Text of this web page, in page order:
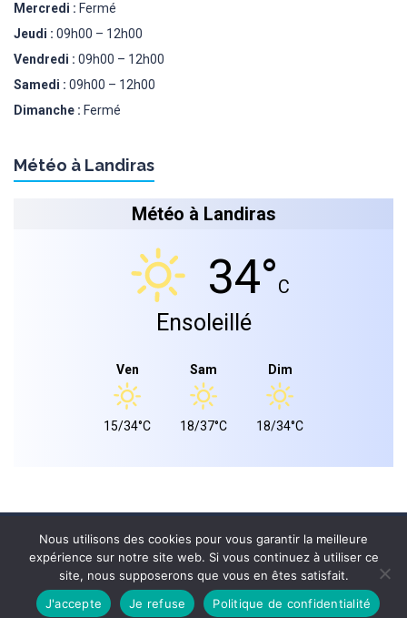
Mercredi : Fermé
Jeudi : 09h00 – 12h00
Vendredi : 09h00 – 12h00
Samedi : 09h00 – 12h00
Dimanche : Fermé
Météo à Landiras
Météo à Landiras
34°C
Ensoleillé
Ven
15/34°C
Sam
18/37°C
Dim
18/34°C
Mairie de landiras 2026 © - Tous droits réservés.
PLAN DU SITE
MENTIONS LÉGALES
CONFIDENTIALITÉ
Nous utilisons des cookies pour vous garantir la meilleure
expérience sur notre site web. Si vous continuez à utiliser ce
site, nous supposerons que vous en êtes satisfait.
J'accepte
Je refuse Politique de confidentialité